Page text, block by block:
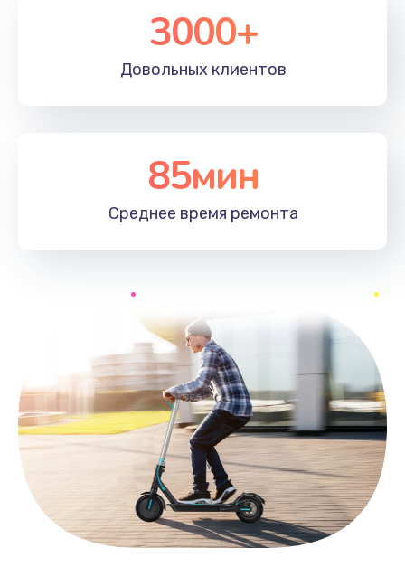
3000+
Довольных клиентов
85мин
Среднее время ремонта